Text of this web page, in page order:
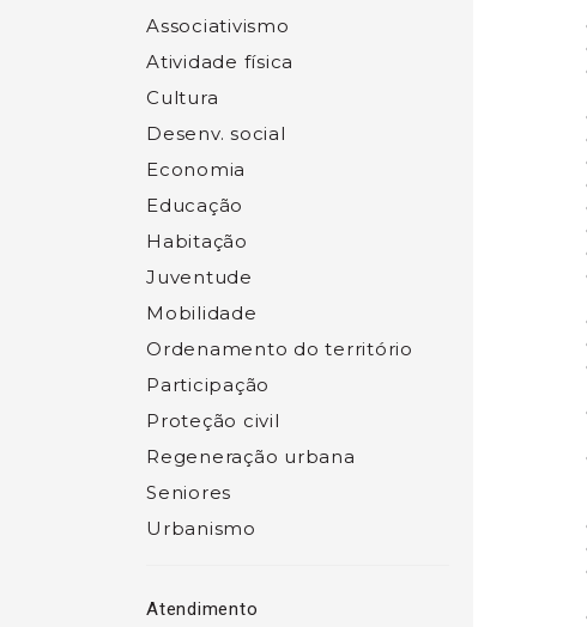
Associativismo
Atividade física
Cultura
Desenv. social
Economia
Educação
Habitação
Juventude
Mobilidade
Ordenamento do território
Participação
Proteção civil
Regeneração urbana
Seniores
Urbanismo
Atendimento